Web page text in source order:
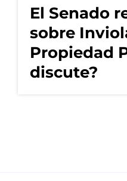
El Senado
sobre
Propiedad
discute?